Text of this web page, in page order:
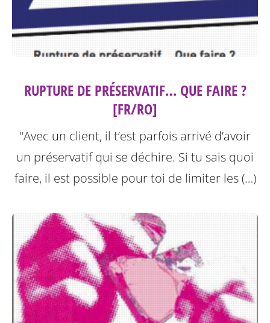
RUPTURE DE PRÉSERVATIF… QUE FAIRE ?
[FR/RO]
"Avec un client, il t’est parfois arrivé d’avoir
un préservatif qui se déchire. Si tu sais quoi
faire, il est possible pour toi de limiter les (…)